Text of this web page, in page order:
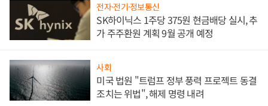
전자·전기·정보통신
SK하이닉스 1주당 375원 현금배당 실시, 추
가 주주환원 계획 9월 공개 예정
사회
미국 법원 "트럼프 정부 풍력 프로젝트 동결
조치는 위법", 해제 명령 내려